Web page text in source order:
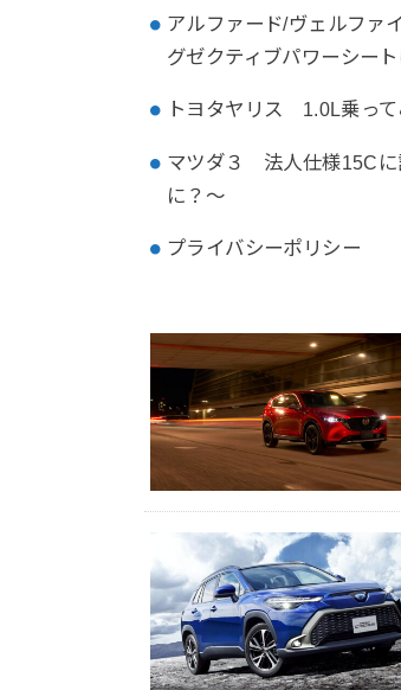
アルファード/ヴェルフ
グゼクティブパワーシー
トヨタヤリス 1.0L乗っ
マツダ３ 法人仕様15Cに
に？～
プライバシーポリシー